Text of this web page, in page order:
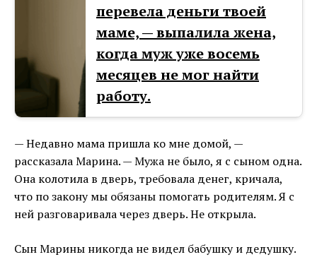
перевела деньги твоей
маме, — выпалила жена,
когда муж уже восемь
месяцев не мог найти
работу.
— Недавно мама пришла ко мне домой, —
рассказала Марина. — Мужа не было, я с сыном одна.
Она колотила в дверь, требовала денег, кричала,
что по закону мы обязаны помогать родителям. Я с
ней разговаривала через дверь. Не открыла.
Сын Марины никогда не видел бабушку и дедушку.